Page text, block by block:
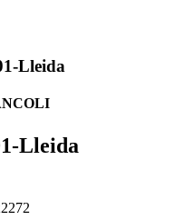
Lleida
Lleida